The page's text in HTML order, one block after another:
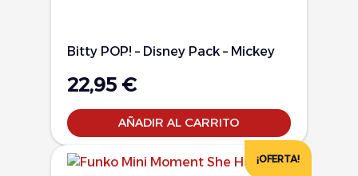
Bitty POP! – Disney Pack – Mickey
22,95 €
AÑADIR AL CARRITO
¡OFERTA!